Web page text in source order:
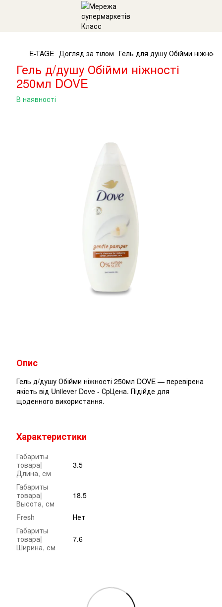
E-TAGE Догляд за тілом Гель для душу Обійми
Гель д/душу Обійми ніжності
250мл DOVE
В наявності
Опис
Гель д/душу Обійми ніжності 250мл DOVE — перевірена
якість від Unilever Dove - СрЦена. Підійде для
щоденного використання.
Характеристики
Габариты
товара|
Длина, см
3.5
Габариты
товара|
Высота, см
18.5
Fresh
Нет
Габариты
товара|
Ширина, см
7.6